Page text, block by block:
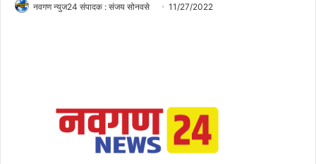
नवगण न्युज24 संपादक : संजय सोनवसे 11/27/2022